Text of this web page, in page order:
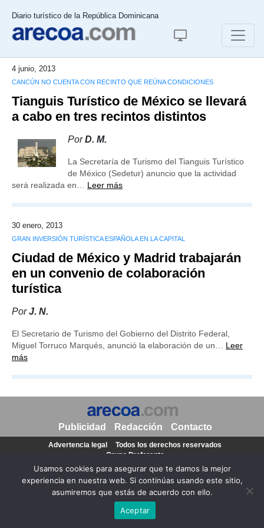
Diario turístico de la República Dominicana
4 junio, 2013
CANCÚN NO CUENTA CON RECINTO QUE REÚNA CONDICIONES
Tianguis Turístico de México se llevará
a cabo en tres recintos distintos
PorD. M.
La Secretaría de Turismo del Tianguis Turístico
de México (Sedetur) anuncio que la actividad
será realizada en… Leer más
30 enero, 2013
GRAN INVERSIÓN TURÍSTICA ESPAÑOLA EN LA CAPITAL
Ciudad de México y Madrid trabajarán
en un convenio de colaboración
turística
PorJ. N.
El Secretario de Turismo del Gobierno del Distrito Federal,
Miguel Torruco Marqués, anunció la elaboración de un… Leer
más
Usamos cookies para asegurar que te damos la mejor
experiencia en nuestra web. Si continúas usando este sitio,
asumiremos que estás de acuerdo con ello.
Aceptar
Publicidad Redacción Contacto
Advertencia legal
Todos los derechos reservados
Grupo Preferente